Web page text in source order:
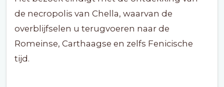
de necropolis van Chella, waarvan de
overblijfselen u terugvoeren naar de
Romeinse, Carthaagse en zelfs Fenicische
tijd.